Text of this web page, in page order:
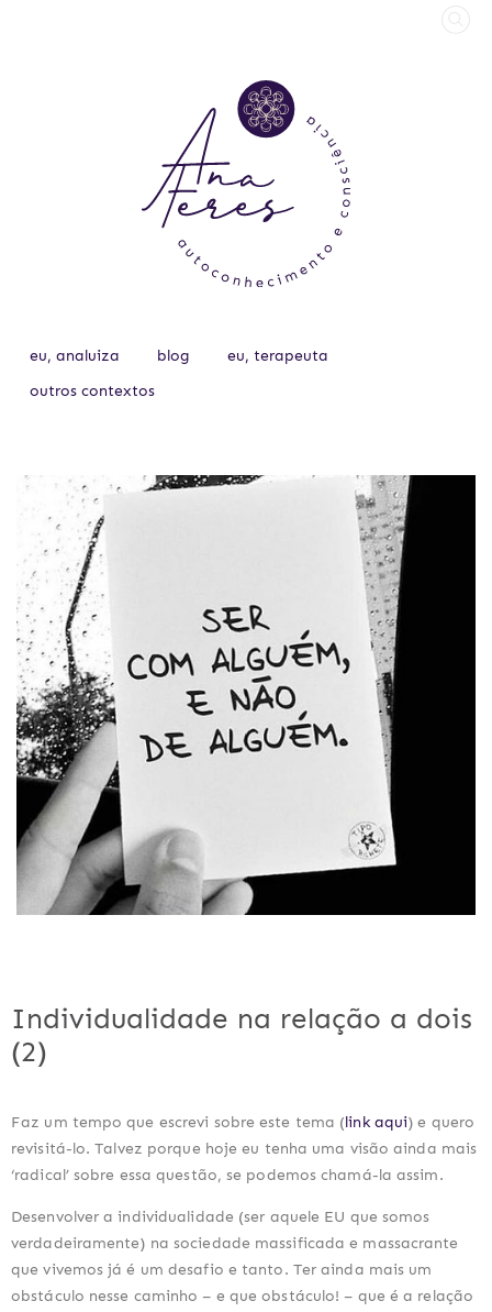
eu, analuiza blog
eu, terapeuta
outros contextos
Individualidade na relação a dois
(2)
Faz um tempo que escrevi sobre este tema (link aqui) e quero
revisitá-lo. Talvez porque hoje eu tenha uma visão ainda mais
‘radical’ sobre essa questão, se podemos chamá-la assim.
Desenvolver a individualidade (ser aquele EU que somos
verdadeiramente) na sociedade massificada e massacrante
que vivemos já é um desafio e tanto. Ter ainda mais um
obstáculo nesse caminho – e que obstáculo! – que é a relação